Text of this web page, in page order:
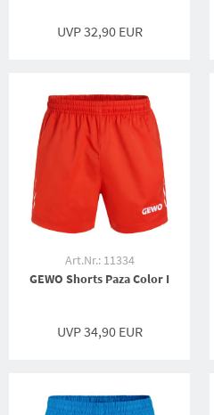
UVP 32,90 EUR
Art.Nr.: 11334
GEWO Shorts Paza Color I
UVP 34,90 EUR